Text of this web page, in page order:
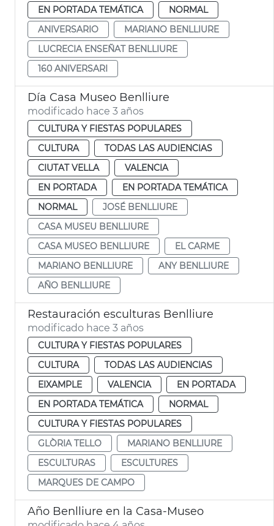
EN PORTADA TEMÁTICA
NORMAL
ANIVERSARIO
MARIANO BENLLIURE
LUCRECIA ENSEÑAT BENLLIURE
160 ANIVERSARI
Día Casa Museo Benlliure
modificado hace 3 años
CULTURA Y FIESTAS POPULARES
CULTURA
TODAS LAS AUDIENCIAS
CIUTAT VELLA
VALENCIA
EN PORTADA
EN PORTADA TEMÁTICA
NORMAL
JOSÉ BENLLIURE
CASA MUSEU BENLLIURE
CASA MUSEO BENLLIURE
EL CARME
MARIANO BENLLIURE
ANY BENLLIURE
AÑO BENLLIURE
Restauración esculturas Benlliure
modificado hace 3 años
CULTURA Y FIESTAS POPULARES
CULTURA
TODAS LAS AUDIENCIAS
EIXAMPLE
VALENCIA
EN PORTADA
EN PORTADA TEMÁTICA
NORMAL
CULTURA Y FIESTAS POPULARES
GLÒRIA TELLO
MARIANO BENLLIURE
ESCULTURAS
ESCULTURES
MARQUES DE CAMPO
Año Benlliure en la Casa-Museo